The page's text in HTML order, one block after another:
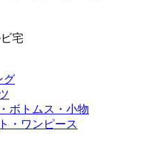
宅
グ
ボトムス・小物
・ワンピース